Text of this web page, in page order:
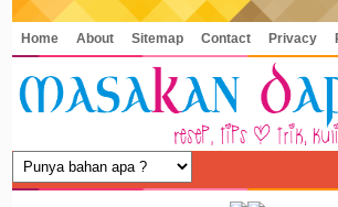
Home About Sitemap Contact Privacy